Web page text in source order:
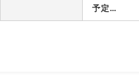
予定
-製造/単体
-結合テス
-障害管理